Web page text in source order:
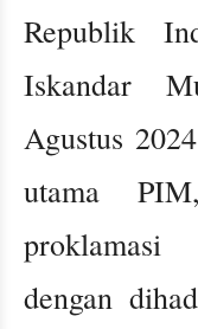
Republik
Iskandar
Agustus
utama
proklamasi
dengan